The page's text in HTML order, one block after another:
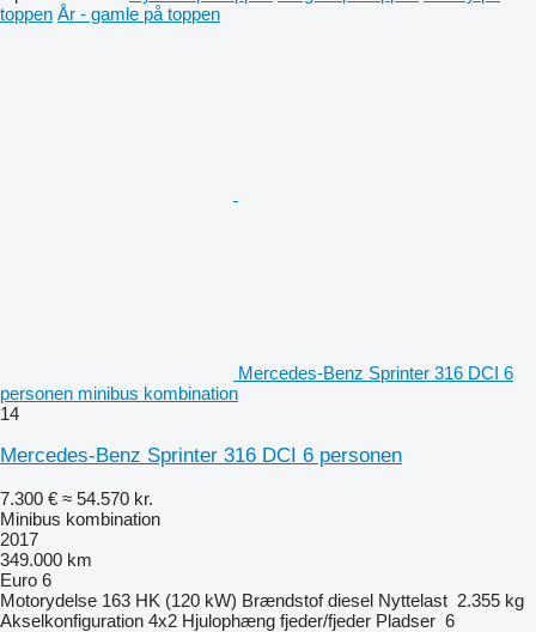
toppen År - gamle på toppen
Mercedes-Benz Sprinter 316 DCI 6
personen minibus kombination
14
Mercedes-Benz Sprinter 316 DCI 6 personen
7.300 € ≈ 54.570 kr.
Minibus kombination
2017
349.000 km
Euro 6
Motorydelse 163 HK (120 kW) Brændstof diesel Nyttelast 2.355 kg
Akselkonfiguration 4x2 Hjulophæng fjeder/fjeder Pladser 6